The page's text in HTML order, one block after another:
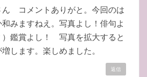
ん コメントありがと。今回のは
みますねえ。写真よし！俳句よ
）鑑賞よし！ 写真を拡大すると
します。楽しめました。
返信